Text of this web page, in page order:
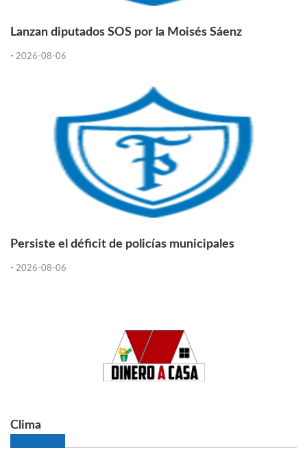
Lanzan diputados SOS por la Moisés Sáenz
- 2026-08-06
Persiste el déficit de policías municipales
- 2026-08-06
Clima